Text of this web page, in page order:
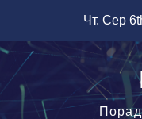
вмісту
Чт. Сер